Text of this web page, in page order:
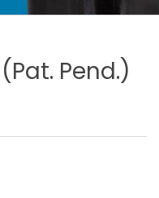
(Pat. Pend.)